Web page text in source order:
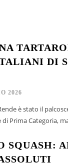
DI
2026
è stato il
Prima Categoria,
SQUASH: